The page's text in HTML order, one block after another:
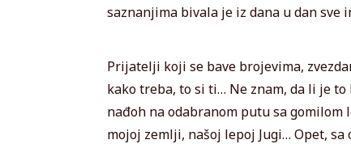
saznanjima bivala je iz dana u dan
Prijatelji koji se bave brojevima,
kako treba, to si ti… Ne znam, da li je
nađoh na odabranom putu sa
mojoj zemlji, našoj lepoj Jugi… Opet,